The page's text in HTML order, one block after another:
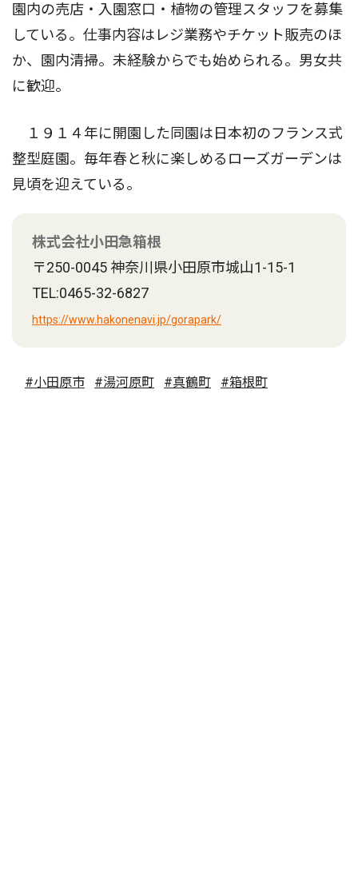
園内の売店・入園窓口・植物の管理スタッフを募集
している。仕事内容はレジ業務やチケット販売のほ
か、園内清掃。未経験からでも始められる。男女共
に歓迎。
１９１４年に開園した同園は日本初のフランス式
整型庭園。毎年春と秋に楽しめるローズガーデンは
見頃を迎えている。
株式会社小田急箱根
〒250-0045 神奈川県小田原市城山1-15-1
TEL:0465-32-6827
https://www.hakonenavi.jp/gorapark/
#小田原市 #湯河原町 #真鶴町 #箱根町